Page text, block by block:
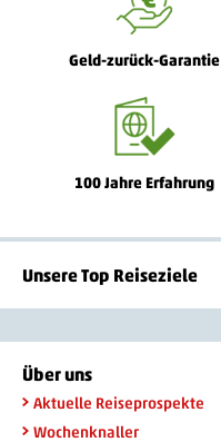
Geld-zurück-Garantie
100 Jahre Erfahrung
Unsere Top Reiseziele
Über uns
Aktuelle Reiseprospekte
Wochenknaller